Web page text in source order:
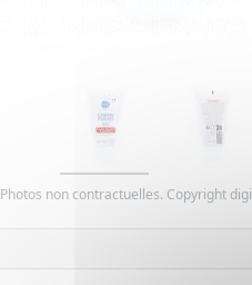
Photos non contractuelles. Copyright